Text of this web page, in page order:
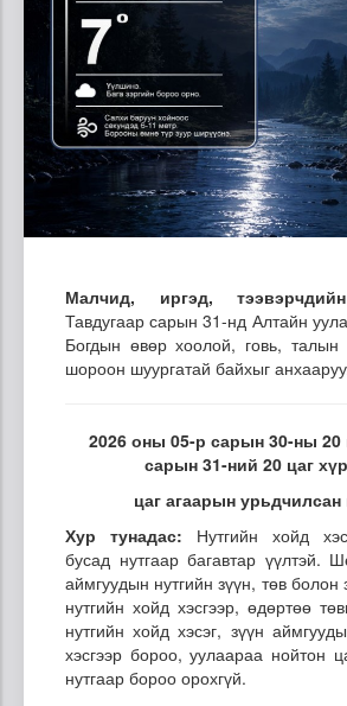
Малчид, иргэд,
Тавдугаар сарын 31-нд Алтайн
Богдын өвөр хоолой, говь, талын
шороон шуургатай байхыг
2026 оны 05-р сарын 30-ны 20
сарын 31-ний 20 цаг
цаг агаарын
Хур тунадас: Нутгийн хойд
бусад нутгаар багавтар үүлтэй.
аймгуудын нутгийн зүүн, төв болон
нутгийн хойд хэсгээр, өдөртөө
нутгийн хойд хэсэг, зүүн
хэсгээр бороо, уулаараа нойтон
нутгаар бороо орохгүй.